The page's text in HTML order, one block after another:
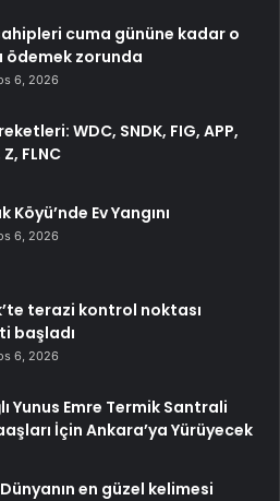
cuma gününe kadar o
ödemek zorunda
6, 2026
WDC, SNDK, FIG, APP,
FLNC
Köyü’nde Ev Yangını
6, 2026
terazi kontrol noktası
başladı
6, 2026
Yunus Emre Termik Santrali
İçin Ankara’ya Yürüyecek
en güzel kelimesi